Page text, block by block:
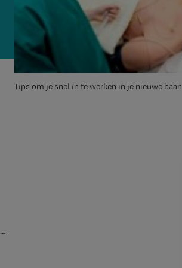
Tips om je snel in te werken in je nieuwe baan
…